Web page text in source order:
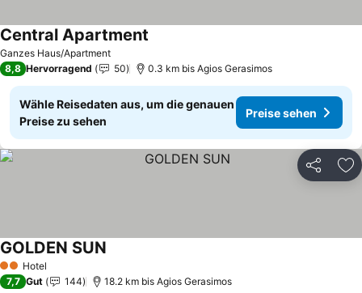
Ganzes Haus/Apartment
Central Apartment
8,8 Hervorragend 50 0.3 km bis Agios Gerasimos
Wähle Reisedaten aus, um die genauen
Preise zu sehen
Preise sehen
Teilen
2 Sterne
Hotel
GOLDEN SUN
7,7 Gut 144 18.2 km bis Agios Gerasimos